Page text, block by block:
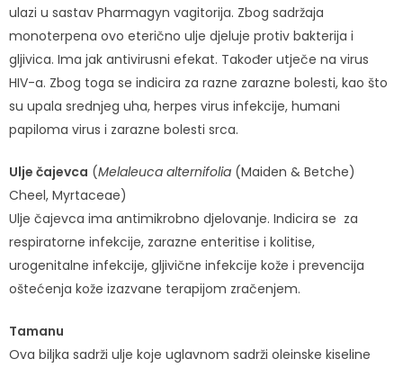
ulazi u sastav Pharmagyn vagitorija. Zbog sadržaja
monoterpena ovo eterično ulje djeluje protiv bakterija i
gljivica. Ima jak antivirusni efekat. Također utječe na virus
HIV-a. Zbog toga se indicira za razne zarazne bolesti, kao što
su upala srednjeg uha, herpes virus infekcije, humani
papiloma virus i zarazne bolesti srca.
Ulje čajevca (Melaleuca alternifolia (Maiden & Betche)
Cheel, Myrtaceae)
Ulje čajevca ima antimikrobno djelovanje. Indicira se za
respiratorne infekcije, zarazne enteritise i kolitise,
urogenitalne infekcije, gljivične infekcije kože i prevencija
oštećenja kože izazvane terapijom zračenjem.
Tamanu
Ova biljka sadrži ulje koje uglavnom sadrži oleinske kiseline